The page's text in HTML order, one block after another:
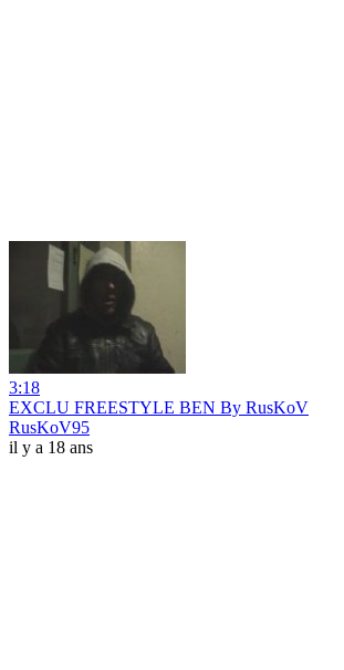
3:18
EXCLU FREESTYLE BEN By RusKoV
RusKoV95
il y a 18 ans